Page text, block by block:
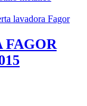
lavadora Fagor
FAGOR